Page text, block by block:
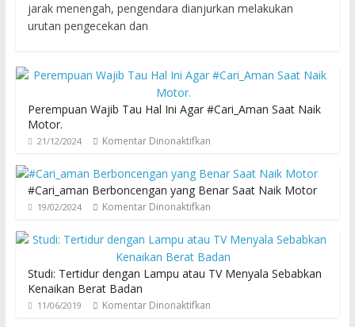
jarak menengah, pengendara dianjurkan melakukan
urutan pengecekan dan
Perempuan Wajib Tau Hal Ini Agar #Cari_Aman Saat Naik
Motor.
21/12/2024 Komentar Dinonaktifkan
#Cari_aman Berboncengan yang Benar Saat Naik Motor
19/02/2024 Komentar Dinonaktifkan
Studi: Tertidur dengan Lampu atau TV Menyala Sebabkan
Kenaikan Berat Badan
11/06/2019 Komentar Dinonaktifkan